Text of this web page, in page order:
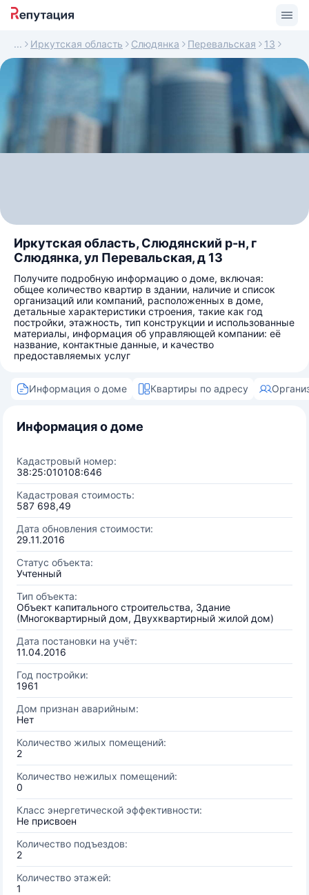
Иркутская область Слюдянка Перевальская 13
Иркутская область, Слюдянский р-н, г
Слюдянка, ул Перевальская, д 13
Получите подробную информацию о доме, включая:
общее количество квартир в здании, наличие и список
организаций или компаний, расположенных в доме,
детальные характеристики строения, такие как год
постройки, этажность, тип конструкции и использованные
материалы, информация об управляющей компании: её
название, контактные данные, и качество
предоставляемых услуг
Информация о доме Квартиры по адресу
Информация о доме
Кадастровый номер:
38:25:010108:646
Кадастровая стоимость:
587 698,49
Дата обновления стоимости:
29.11.2016
Статус объекта:
Учтенный
Тип объекта:
Объект капитального строительства, Здание
(Многоквартирный дом, Двухквартирный жилой дом)
Дата постановки на учёт:
11.04.2016
Год постройки:
1961
Дом признан аварийным:
Нет
Количество жилых помещений:
2
Количество нежилых помещений:
0
Класс энергетической эффективности:
Не присвоен
Количество подъездов:
2
Количество этажей:
1